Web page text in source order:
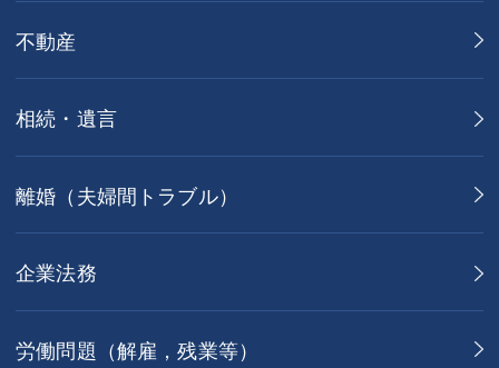
不動産
相続・遺言
離婚（夫婦間トラブル）
企業法務
労働問題（解雇，残業等）